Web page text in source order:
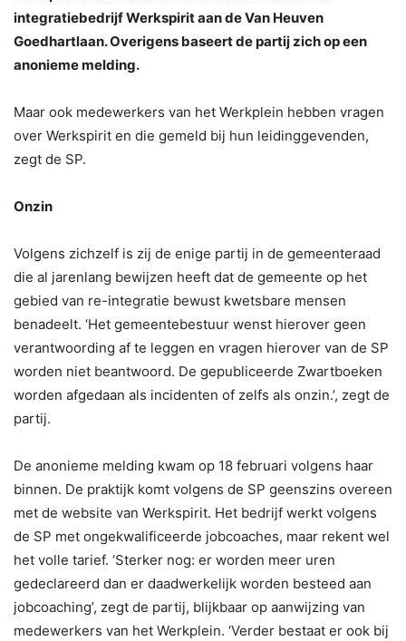
integratiebedrijf Werkspirit aan de Van Heuven
Goedhartlaan. Overigens baseert de partij zich op een
anonieme melding.
Maar ook medewerkers van het Werkplein hebben vragen
over Werkspirit en die gemeld bij hun leidinggevenden,
zegt de SP.
Onzin
Volgens zichzelf is zij de enige partij in de gemeenteraad
die al jarenlang bewijzen heeft dat de gemeente op het
gebied van re-integratie bewust kwetsbare mensen
benadeelt. ‘Het gemeentebestuur wenst hierover geen
verantwoording af te leggen en vragen hierover van de SP
worden niet beantwoord. De gepubliceerde Zwartboeken
worden afgedaan als incidenten of zelfs als onzin.’, zegt de
partij.
De anonieme melding kwam op 18 februari volgens haar
binnen. De praktijk komt volgens de SP geenszins overeen
met de website van Werkspirit. Het bedrijf werkt volgens
de SP met ongekwalificeerde jobcoaches, maar rekent wel
het volle tarief. ‘Sterker nog: er worden meer uren
gedeclareerd dan er daadwerkelijk worden besteed aan
jobcoaching’, zegt de partij, blijkbaar op aanwijzing van
medewerkers van het Werkplein. ‘Verder bestaat er ook bij